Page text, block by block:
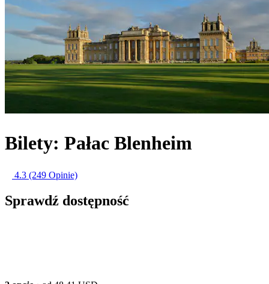
Bilety: Pałac Blenheim
4.3 (249 Opinie)
Sprawdź dostępność